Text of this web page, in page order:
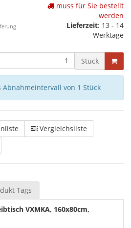
muss für Sie bestellt
werden
Lieferzeit: 13 - 14
Werktage
Stück
Abnahmeintervall von 1 Stück
Vergleichsliste
Tags
VXMKA, 160x80cm,